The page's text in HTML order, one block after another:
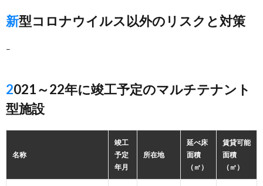
新型コロナウイルス以外のリスクと対策
–
2021～22年に竣工予定のマルチテナント
型施設
名称
竣工
予定
年月
所在地
延べ床
面積
（㎡）
賃貸可能
面積
（㎡）